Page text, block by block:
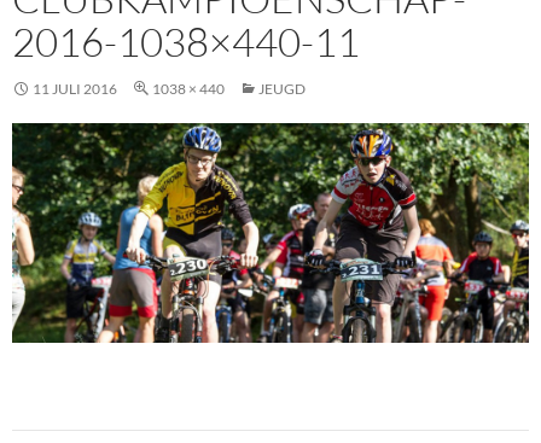
2016-1038×440-11
11 JULI 2016 1038 × 440 JEUGD